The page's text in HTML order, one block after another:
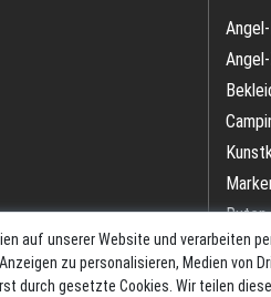
Ruten
auf unserer Website und verarbeiten
zu personalisieren, Medien
durch gesetzte Cookies. Wir teilen